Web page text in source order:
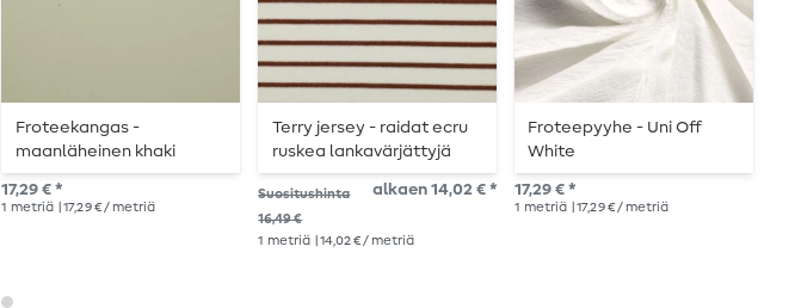
Froteekangas -
maanläheinen khaki
17,29 € *
1 metriä | 17,29 € / metriä
Terry jersey - raidat ecru
ruskea lankavärjättyjä
Suositushinta
16,49 €
alkaen 14,02 € *
1 metriä | 14,02 € / metriä
Froteepyyhe - Uni Off
White
17,29 € *
1 metriä | 17,29 € / metriä